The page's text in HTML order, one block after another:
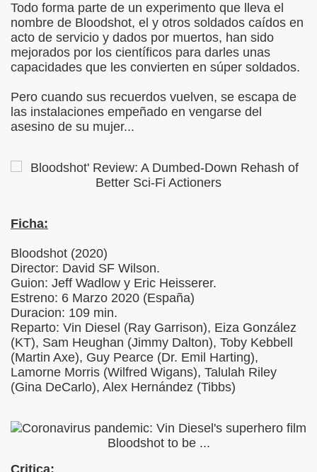
Todo forma parte de un experimento que lleva el
nombre de Bloodshot, el y otros soldados caídos en
acto de servicio y dados por muertos, han sido
mejorados por los científicos para darles unas
capacidades que les convierten en súper soldados.
Pero cuando sus recuerdos vuelven, se escapa de
las instalaciones empeñado en vengarse del
asesino de su mujer...
Ficha:
Bloodshot (2020)
Director: David SF Wilson.
Guion: Jeff Wadlow y Eric Heisserer.
Estreno: 6 Marzo 2020 (España)
Duracion: 109 min.
Reparto: Vin Diesel (Ray Garrison), Eiza González
(KT), Sam Heughan (Jimmy Dalton), Toby Kebbell
(Martin Axe), Guy Pearce (Dr. Emil Harting),
Lamorne Morris (Wilfred Wigans), Talulah Riley
(Gina DeCarlo), Alex Hernández (Tibbs)
Critica: